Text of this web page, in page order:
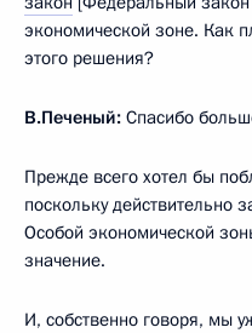
экономической зоне. Как
этого решения?
В.Печеный: Спасибо
Прежде всего хотел бы
поскольку действительно
Особой экономической
значение.
И, собственно говоря, мы